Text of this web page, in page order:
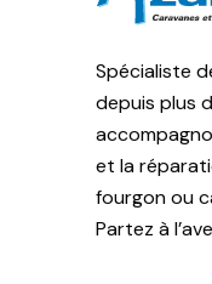
Spécialiste
depuis plus
et la
fourgon ou
Partez à